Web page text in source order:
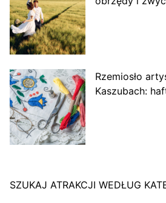
Rzemiosło
Kaszubach:
SZUKAJ ATRAKCJI WEDŁUG